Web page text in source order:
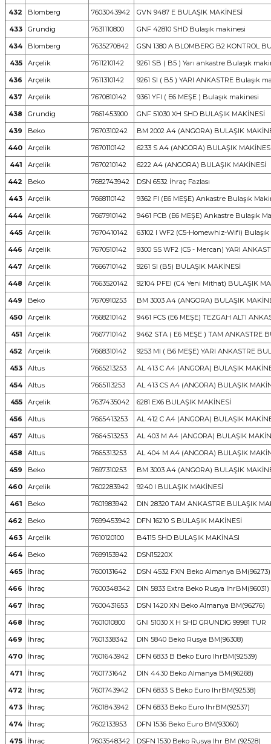
432
Blomberg 7603043942
GVN 9487 E BULAŞIK MAKİNESİ
433
Grundig 7631110800
GNF 42810 SHD Bulaşık makinesi
434
Blomberg 7635270842
GSN 1380 A BLOMBERG B2 KONTROL
435
Arçelik 7611210142
9261 SB ( B5 ) Yarı ankastre Bulaşık
436
Arçelik 7611310142
9261 SI ( B5 ) YARI ANKASTRE Bulaşık
437
Arçelik 7670810142
9361 YFI ( E6 MEŞE ) Bulaşık makinesi
438
Grundig 7661453900
GNF 51030 XH SHD BULAŞIK MAKİNESİ
439
Beko 7670310242
BM 2002 A4 (ANGORA) BULAŞIK
440
Arçelik 7670110142
6233 S A4 (ANGORA) BULAŞIK
441
Arçelik 7670210142
6222 A4 (ANGORA) BULAŞIK MAKİNESİ
442
Beko 7682743942
DSN 6532 İhraç Fazlası
443
Arçelik 7668110142
9362 FI (E6 MEŞE) Ankastre Bulaşık
444
Arçelik 7667910142
9461 FCB (E6 MEŞE) Ankastre Bulaşık
445
Arçelik 7670410142
63102 I WF2 (C5-Homewhiz-Wifi)
446
Arçelik 7670510142
9300 SS WF2 (C5 - Mercan) YARI
447
Arçelik 7666710142
9261 SI (B5) BULAŞIK MAKİNESİ
448
Arçelik 7663520142
92104 PFEI (C4 Yeni Mithat) BULAŞIK
449
Beko 7670910253
BM 3003 A4 (ANGORA) BULAŞIK
450
Arçelik 7668210142
9461 FCS (E6 MEŞE) TEZGAH ALTI
451
Arçelik 7667710142
9462 STA ( E6 MEŞE ) TAM ANKASTRE
452
Arçelik 7668310142
9253 MI ( B6 MEŞE) YARI ANKASTRE
453
Altus 7665213253
AL 413 C A4 (ANGORA) BULAŞIK
454
Altus 7665113253
AL 413 CS A4 (ANGORA) BULAŞIK
455
Arçelik 7637435042
6281 EX6 BULAŞIK MAKİNESİ
456
Altus 7665413253
AL 412 C A4 (ANGORA) BULAŞIK
457
Altus 7664513253
AL 403 M A4 (ANGORA) BULAŞIK
458
Altus 7665313253
AL 404 M A4 (ANGORA) BULAŞIK
459
Beko 7697310253
BM 3003 A4 (ANGORA) BULAŞIK
460
Arçelik 7602283942
9240 I BULAŞIK MAKİNESİ
461
Beko 7601983942
DIN 28320 TAM ANKASTRE BULAŞIK
462
Beko 7699453942
DFN 16210 S BULAŞIK MAKİNESİ
463
Arçelik 7610120100
B4115 SHD BULAŞIK MAKİNASI
464
Beko 7699153942
DSN15220X
465
İhraç 7600131642
DSN 4532 FXN Beko Almanya BM(96273)
466
İhraç 7600348342
DIN 5833 Extra Beko Rusya IhrBM(96031)
467
İhraç 7600431653
DSN 1420 XN Beko Almanya BM(96276)
468
İhraç 7601010800
GNI 51030 X H SHD GRUNDIG 99981 TUR
469
İhraç 7601338342
DIN 5840 Beko Rusya BM(96308)
470
İhraç 7601643942
DFN 6833 B Beko Euro IhrBM(92539)
471
İhraç 7601731642
DIN 4430 Beko Almanya BM(96268)
472
İhraç 7601743942
DFN 6833 S Beko Euro IhrBM(92538)
473
İhraç 7601843942
DFN 6833 Beko Euro IhrBM(92537)
474
İhraç 7602133953
DFN 1536 Beko Euro BM(93060)
475
İhraç 7603548342 DSFN 1530 Beko Rusya Ihr BM (92528)